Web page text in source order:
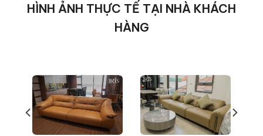
HÌNH ẢNH THỰC TẾ TẠI NHÀ KHÁCH
HÀNG